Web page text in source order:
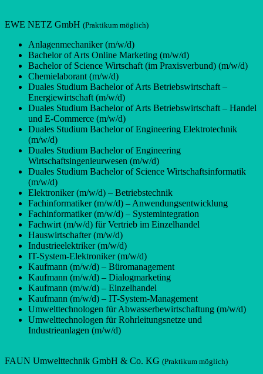
EWE NETZ GmbH (Praktikum möglich)
Anlagenmechaniker (m/w/d)
Bachelor of Arts Online Marketing (m/w/d)
Bachelor of Science Wirtschaft (im Praxisverbund) (m/w/d)
Chemielaborant (m/w/d)
Duales Studium Bachelor of Arts Betriebswirtschaft –
Energiewirtschaft (m/w/d)
Duales Studium Bachelor of Arts Betriebswirtschaft – Handel
und E-Commerce (m/w/d)
Duales Studium Bachelor of Engineering Elektrotechnik
(m/w/d)
Duales Studium Bachelor of Engineering
Wirtschaftsingenieurwesen (m/w/d)
Duales Studium Bachelor of Science Wirtschaftsinformatik
(m/w/d)
Elektroniker (m/w/d) – Betriebstechnik
Fachinformatiker (m/w/d) – Anwendungsentwicklung
Fachinformatiker (m/w/d) – Systemintegration
Fachwirt (m/w/d) für Vertrieb im Einzelhandel
Hauswirtschafter (m/w/d)
Industrieelektriker (m/w/d)
IT-System-Elektroniker (m/w/d)
Kaufmann (m/w/d) – Büromanagement
Kaufmann (m/w/d) – Dialogmarketing
Kaufmann (m/w/d) – Einzelhandel
Kaufmann (m/w/d) – IT-System-Management
Umwelttechnologen für Abwasserbewirtschaftung (m/w/d)
Umwelttechnologen für Rohrleitungsnetze und
Industrieanlagen (m/w/d)
FAUN Umwelttechnik GmbH & Co. KG (Praktikum möglich)